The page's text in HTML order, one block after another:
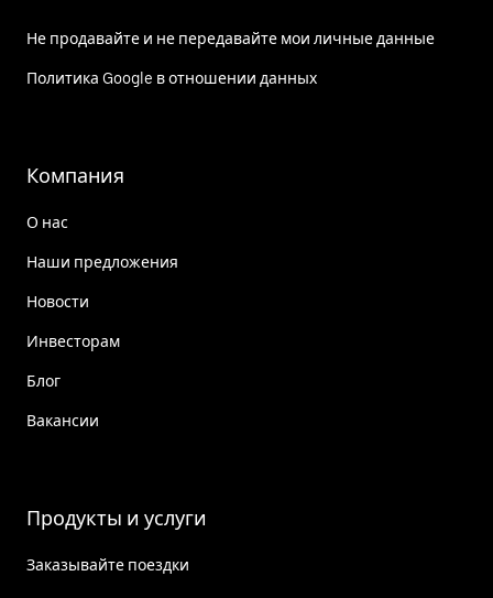
Не продавайте и не передавайте мои личные данные
Политика Google в отношении данных
Компания
О нас
Наши предложения
Новости
Инвесторам
Блог
Вакансии
Продукты и услуги
Заказывайте поездки